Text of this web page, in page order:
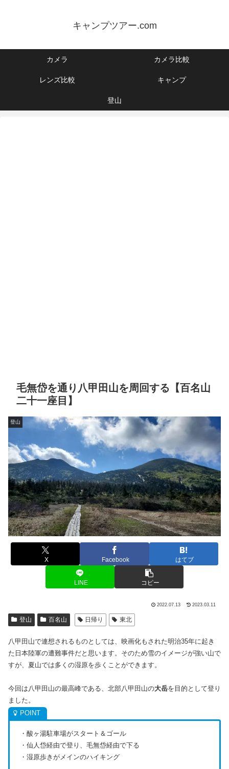
キャンプツアー.com
カメラ カメラ比較
レンズ比較 キャンプ
登山
毛無岱を通り八甲田山を周回する【百名山
二十一座目】
登山
X Facebook はてブ
LINE コピー
2022.07.13 2023.03.11
登山 百名山 日帰り 東北
八甲田山で連想されるものとしては、映画化もされた明治35年に起き
た日本陸軍の遭難事件だと思います。そのため雪のイメージが強い山で
すが、夏山では多くの湿原を歩くことができます。
今回は八甲田山の最高峰である、北部八甲田山の大岳を目的として登り
ました。
・酸ヶ湯駐車場がスタート＆ゴール
・仙人岱経由で登り、毛無岱経由で下る
・湿原歩きがメインのハイキング